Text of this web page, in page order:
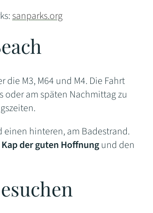
sanparks.org
M3, M64 und M4. Die Fahrt
oder am späten Nachmittag zu
einen hinteren, am Badestrand.
Kap der guten Hoffnungund den